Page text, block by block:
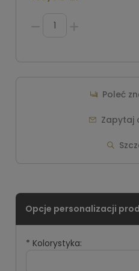
* Kolorystyka:
Zapytaj
Poleć